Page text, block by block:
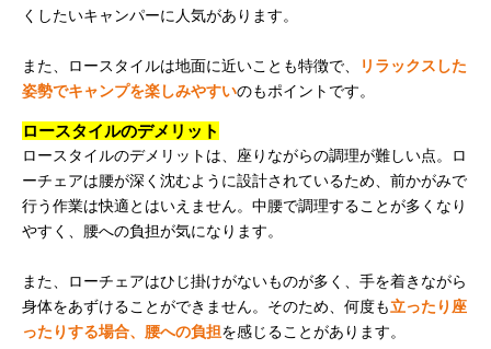
くしたいキャンパーに人気があります。
また、ロースタイルは地面に近いことも特徴で、
リラックスした
姿勢でキャンプを楽しみやすいのもポイントです。
ロースタイルのデメリット
ロースタイルのデメリットは、座りながらの調理が難しい点。ロ
ーチェアは腰が深く沈むように設計されているため、前かがみで
行う作業は快適とはいえません。中腰で調理することが多くなり
やすく、腰への負担が気になります。
また、ローチェアはひじ掛けがないものが多く、手を着きながら
身体をあずけることができません。そのため、何度も立ったり座
ったりする場合、腰への負担を感じることがあります。